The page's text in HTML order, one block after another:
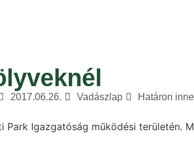
2017.06.26. Vadászlap Határon
Igazgatóság működési területén.